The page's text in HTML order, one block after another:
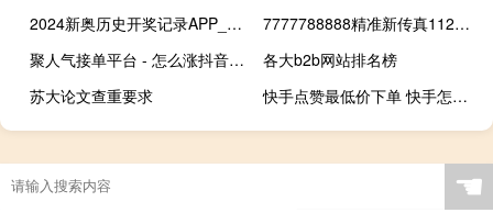
2024新奥历史开奖记录APP_智能AI深度解析_百度大脑版A12.31.930
7777788888精准新传真112_智能AI深度解析_百度大脑版A12.31.577
聚人气接单平台 - 怎么涨抖音粉丝最快最有效方法
各大b2b网站排名榜
苏大论文查重要求
快手点赞最低价下单 快手怎么点赞(快手点赞怎么一键到最低)
☚